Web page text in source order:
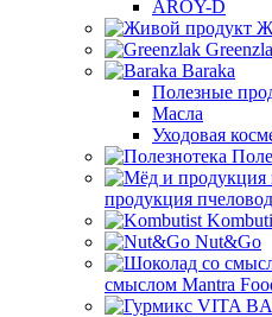
AROY-D
Baraka
Полезные
Масла
Уходовая
продукция
Nut&Go
смыслом Mantra